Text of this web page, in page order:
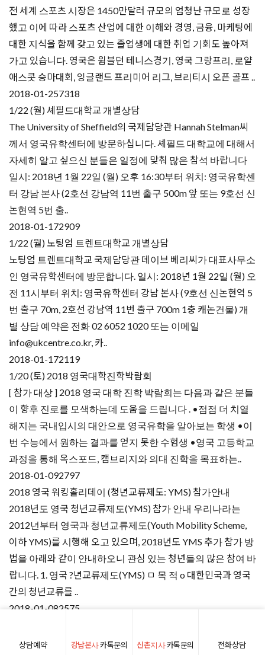
상담예약 강남본사카톡문의 신촌지사카톡문의 전화상담
전 세계 스포츠 시장은 1450만달러 규모의 엄청난 규모로 성장
했고 이에 따라 스포츠 산업에 대한 이해와 경영, 금융, 마케팅에
대한 지식을 함께 갖고 있는 졸업생에 대한 취업 기회도 높아져
가고 있습니다. 영국은 윔블던 테니스경기, 영국 그랑프리, 로얄
애스콧 승마대회, 잉글랜드 프리미어 리그, 브리티시 오픈 골프 ..
2018-01-257318
1/22 (월) 셰필드대학교 개별상담
The University of Sheffield의 국제담당관 Hannah Stelman씨
께서 영국유학센터에 방문하십니다. 셰필드 대학교에 대해서
자세히 알고 싶으신 분들은 일정에 맞춰 많은 참석 바랍니다
일시: 2018년 1월 22일 (월) 오후 16:30부터 위치: 영국유학센
터 강남 본사 (2호선 강남역 11번 출구 500m 앞 또는 9호선 신
논현역 5번 출..
2018-01-172909
1/22 (월) 노팅엄 트렌트대학교 개별상담
노팅엄 트렌트대학교 국제담당관 데이브 베리씨가 대표사무소
인 영국유학센터에 방문합니다. 일시: 2018년 1월 22일 (월) 오
전 11시부터 위치: 영국유학센터 강남 본사 (9호선 신논현역 5
번 출구 70m, 2호선 강남역 11번 출구 700m 1충 캐논건물) 개
별 상담 예약은 전화 02 6052 1020 또는 이메일
info@ukcentre.co.kr, 카..
2018-01-172119
1/20 (토) 2018 영국대학진학박람회
[ 참가 대상 ] 2018 영국 대학 진학 박람회는 다음과 같은 분들
이 향후 진로를 모색하는데 도움을 드립니다 . •점점 더 치열
해지는 국내입시의 대안으로 영국유학을 알아보는 학생 •이
번 수능에서 원하는 결과를 얻지 못한 수험생 •영국 고등학교
과정을 통해 옥스포드, 캠브리지와 의대 진학을 목표하는..
2018-01-092797
2018 영국 워킹홀리데이 (청년교류제도: YMS) 참가안내
2018년도 영국 청년교류제도(YMS) 참가 안내 우리나라는
2012년부터 영국과 청년교류제도(Youth Mobility Scheme,
이하 YMS)를 시행해 오고 있으며, 2018년도 YMS 추가 참가 방
법을 아래와 같이 안내하오니 관심 있는 청년들의 많은 참여 바
랍니다. 1. 영국 ?년교류제도(YMS) ㅁ 목 적 o 대한민국과 영국
간의 청년교류를 ..
2018-01-082575
2018 SOAS 대학의 파운데이션 과정과 프리마스터 과정의 입학